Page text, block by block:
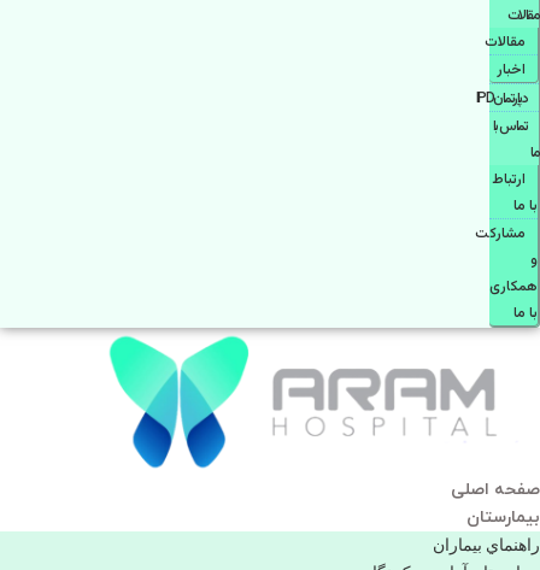
مقالات
مقالات
اخبار
دپارتمانIPD
تماس با
ما
ارتباط
با ما
مشاركت
و
همكاری
با ما
صفحه اصلی
بيمارستان
راهنماي بیماران